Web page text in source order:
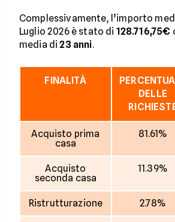
Complessivamente, l’importo
Luglio 2026 è stato di 128.716,75€
media di23 anni.
FINALITÀ
DELLE
Acquisto prima
casa
81.61%
Acquisto
seconda casa
11.39%
Ristrutturazione 2.78%